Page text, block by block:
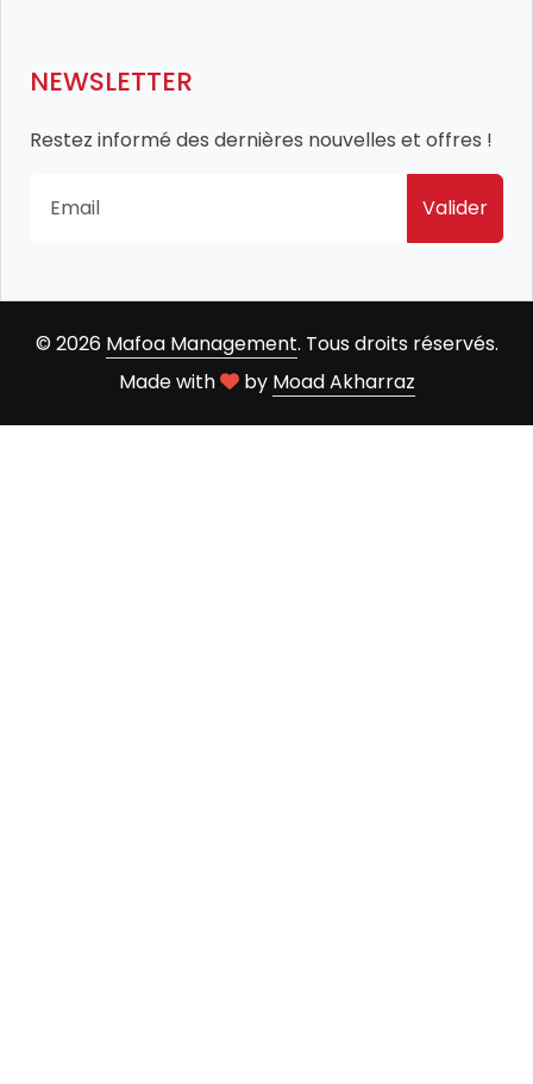
NEWSLETTER
Restez informé des dernières nouvelles et offres !
Valider
© 2026 Mafoa Management. Tous droits réservés.
Made with
by Moad Akharraz